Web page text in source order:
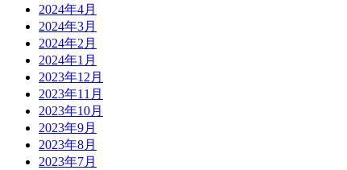
2024年4月
2024年3月
2024年2月
2024年1月
2023年12月
2023年11月
2023年10月
2023年9月
2023年8月
2023年7月